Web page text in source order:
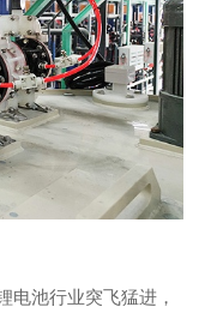
电池行业突飞猛进，